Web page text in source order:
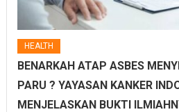
HEALTH
BENARKAH ATAP ASBES
PARU ? YAYASAN KANKER
MENJELASKAN BUKTI